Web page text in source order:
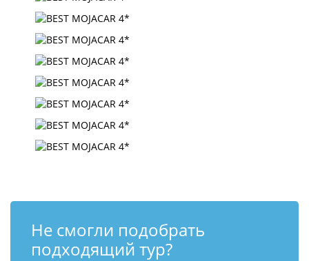
Не смогли подобрать
подходящий тур?